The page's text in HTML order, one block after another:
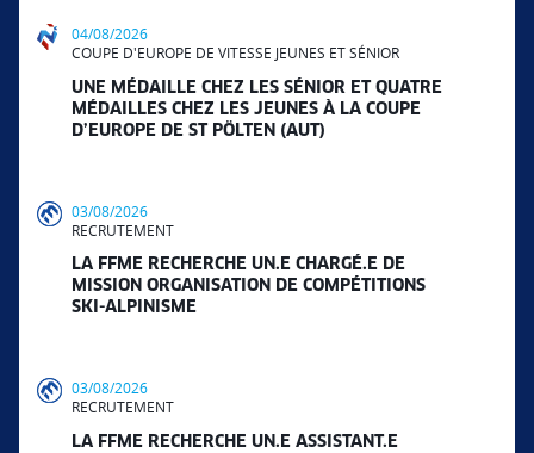
04/08/2026
COUPE D'EUROPE DE VITESSE JEUNES ET SÉNIOR
UNE MÉDAILLE CHEZ LES SÉNIOR ET QUATRE
MÉDAILLES CHEZ LES JEUNES À LA COUPE
D’EUROPE DE ST PÖLTEN (AUT)
03/08/2026
RECRUTEMENT
LA FFME RECHERCHE UN.E CHARGÉ.E DE
MISSION ORGANISATION DE COMPÉTITIONS
SKI-ALPINISME
03/08/2026
RECRUTEMENT
LA FFME RECHERCHE UN.E ASSISTANT.E